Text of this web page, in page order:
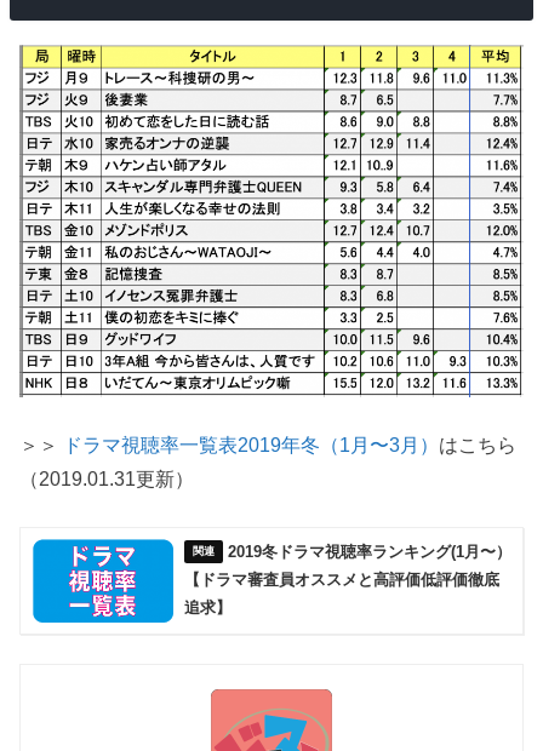
＞＞ ドラマ視聴率一覧表2019年冬（1月〜3月） はこちら
（2019.01.31更新）
2019冬ドラマ視聴率ランキング(1月〜）
【ドラマ審査員オススメと高評価低評価徹底
追求】